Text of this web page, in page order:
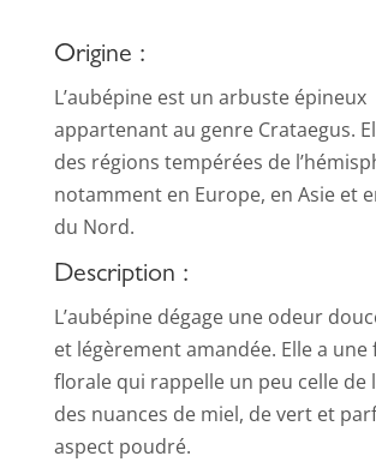
Origine :
L’aubépine est un arbuste épineux
appartenant au genre Crataegus.
des régions tempérées de
notamment en Europe, en Asie et
du Nord.
Description :
L’aubépine dégage une odeur
et légèrement amandée. Elle a une
florale qui rappelle un peu celle de
des nuances de miel, de vert et
aspect poudré.